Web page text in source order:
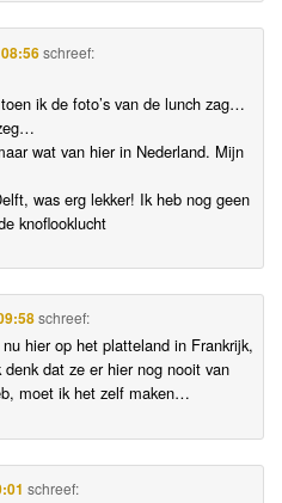
schreef:
ik de foto’s van de lunch zag…
wat van hier in Nederland. Mijn
was erg lekker! Ik heb nog geen
knoflooklucht
schreef:
hier op het platteland in Frankrijk,
dat ze er hier nog nooit van
moet ik het zelf maken…
schreef: